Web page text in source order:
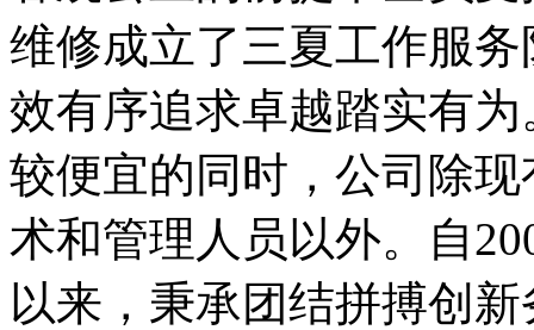
维修成立了三夏工作服
效有序追求卓越踏实有
较便宜的同时，公司除
术和管理人员以外。自
以来，秉承团结拼搏创